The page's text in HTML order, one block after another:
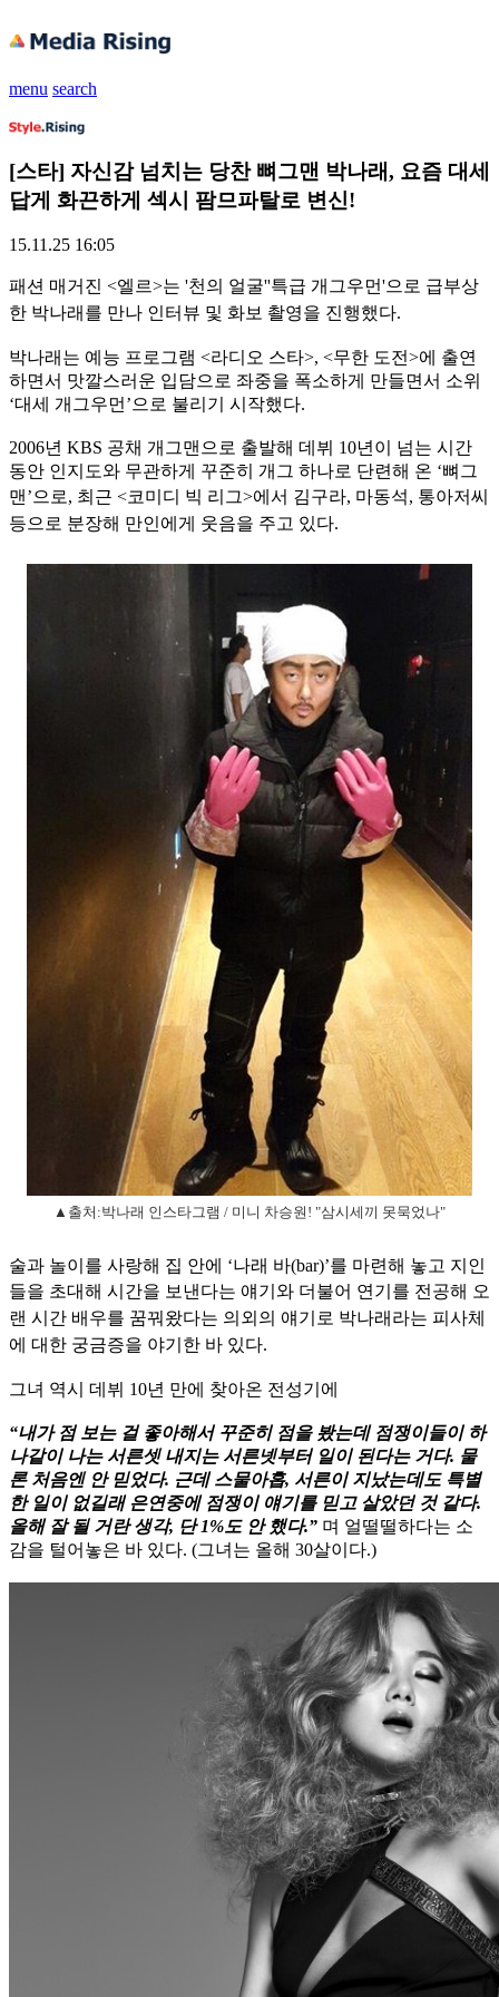
menu search
[스타] 자신감 넘치는 당찬 뼈그맨 박나래, 요즘 대세
답게 화끈하게 섹시 팜므파탈로 변신!
15.11.25 16:05
패션 매거진 <엘르>는 '천의 얼굴''특급 개그우먼'으로 급부상
한 박나래를 만나 인터뷰 및 화보 촬영을 진행했다.
박나래는 예능 프로그램 <라디오 스타>, <무한 도전>에 출연
하면서 맛깔스러운 입담으로 좌중을 폭소하게 만들면서 소위
‘대세 개그우먼’으로 불리기 시작했다.
2006년 KBS 공채 개그맨으로 출발해 데뷔 10년이 넘는 시간
동안 인지도와 무관하게 꾸준히 개그 하나로 단련해 온 ‘뼈그
맨’으로, 최근 <코미디 빅 리그>에서 김구라, 마동석, 통아저씨
등으로 분장해 만인에게 웃음을 주고 있다.
▲출처:박나래 인스타그램 / 미니 차승원! "삼시세끼 못묵었나"
술과 놀이를 사랑해 집 안에 ‘나래 바(bar)’를 마련해 놓고 지인
들을 초대해 시간을 보낸다는 얘기와 더불어 연기를 전공해 오
랜 시간 배우를 꿈꿔왔다는 의외의 얘기로 박나래라는 피사체
에 대한 궁금증을 야기한 바 있다.
그녀 역시 데뷔 10년 만에 찾아온 전성기에
“내가 점 보는 걸 좋아해서 꾸준히 점을 봤는데 점쟁이들이 하
나같이 나는 서른셋 내지는 서른넷부터 일이 된다는 거다. 물
론 처음엔 안 믿었다. 근데 스물아홉, 서른이 지났는데도 특별
한 일이 없길래 은연중에 점쟁이 얘기를 믿고 살았던 것 같다.
올해 잘 될 거란 생각, 단 1%도 안 했다.” 며 얼떨떨하다는 소
감을 털어놓은 바 있다. (그녀는 올해 30살이다.)